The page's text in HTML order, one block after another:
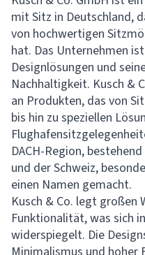
mit Sitz in Deutschland,
von hochwertigen
hat. Das Unternehmen
Designlösungen und
Nachhaltigkeit. Kusch &
an Produkten, das von
bis hin zu speziellen
DACH-Region,
und der Schweiz,
einen Namen gemacht.
Kusch & Co. legt großen
Funktionalität, was sich
widerspiegelt. Die